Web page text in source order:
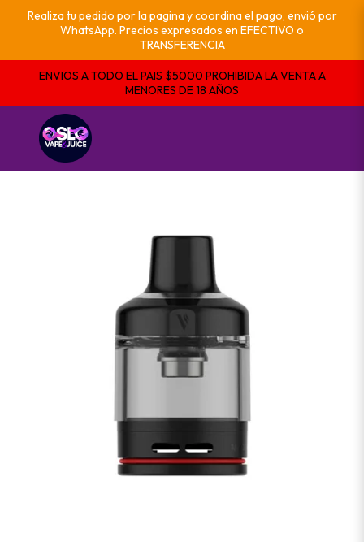
Realiza tu pedido por la pagina y coordina el pago, envió por
WhatsApp. Precios expresados en EFECTIVO o
TRANSFERENCIA
ENVIOS A TODO EL PAIS $5000 PROHIBIDA LA VENTA A
MENORES DE 18 AÑOS